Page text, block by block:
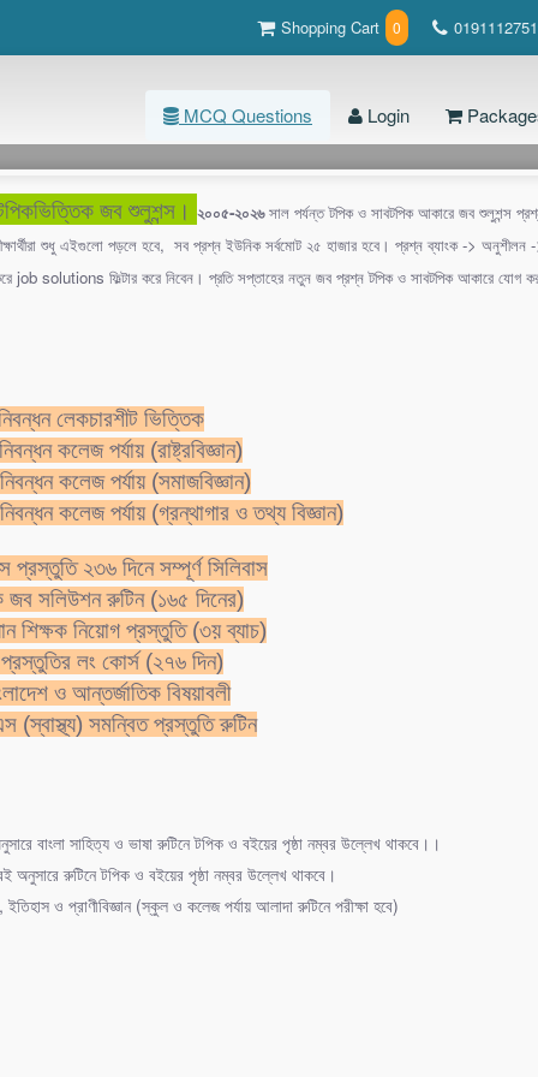
Shopping Cart 0
MCQ Questions Login
Miscellaneous (1409 টি প্রশ্ন )
Page
all ____boats in the storm.
of these
cheat others
cheats others
জব শুলুশন্স। ২০০৫-২০২৬সাল পর্যন্ত টপিক ও সাবটপিক আকারে জব শুলুশন্স
শুধু এইগুলো পড়লে হবে, সব প্রশ্ন ইউনিক সর্বমোট ২৫ হাজার হবে। প্রশ্ন ব্যাংক -> অনুশীলন
job solutions ফিল্টার করে নিবেন। প্রতি সপ্তাহের নতুন জব প্রশ্ন টপিক ও সাবটপিক আকারে যোগ
লেকচারশীট ভিত্তিক
কলেজ পর্যায় (রাষ্ট্রবিজ্ঞান)
কলেজ পর্যায় (সমাজবিজ্ঞান)
কলেজ পর্যায় (গ্রন্থাগার ও তথ্য বিজ্ঞান)
২৩৬ দিনে সম্পূর্ণ সিলিবাস
জব সলিউশন রুটিন (১৬৫ দিনের)
শিক্ষক নিয়োগ প্রস্তুতি (৩য় ব্যাচ)
লং কোর্স (২৭৬ দিন)
ও আন্তর্জাতিক বিষয়াবলী
(স্বাস্থ্য) সমন্বিত প্রস্তুতি রুটিন
বাংলা সাহিত্য ও ভাষা রুটিনে টপিক ও বইয়ের পৃষ্ঠা নম্বর উল্লেখ থাকবে।।
অনুসারে রুটিনে টপিক ও বইয়ের পৃষ্ঠা নম্বর উল্লেখ থাকবে।
ইতিহাস ও প্রাণীবিজ্ঞান (স্কুল ও কলেজ পর্যায় আলাদা রুটিনে পরীক্ষা হবে)